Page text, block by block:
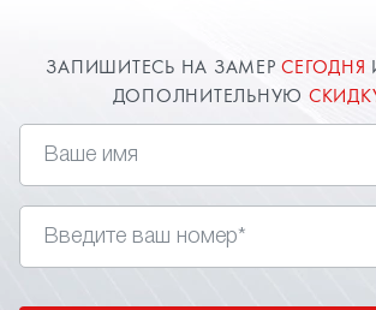
ЗАПИШИТЕСЬ НА ЗАМЕРСЕГОДНЯ
ДОПОЛНИТЕЛЬНУЮ